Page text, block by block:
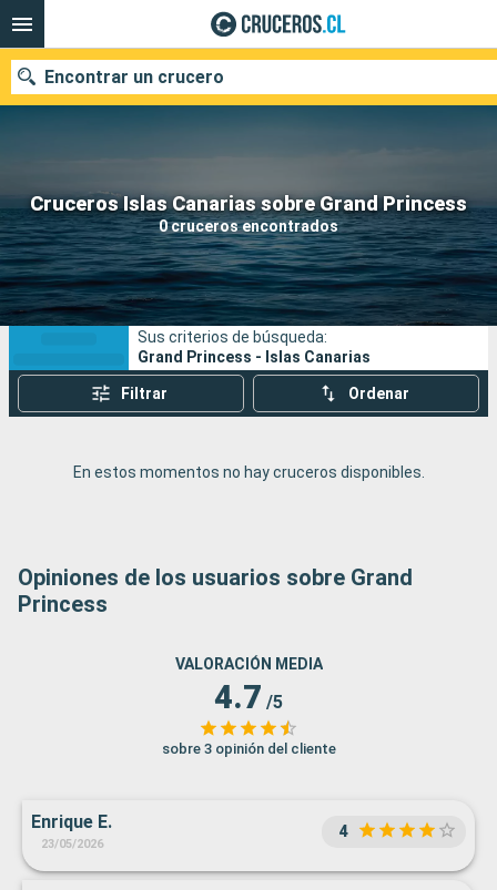
Cruceros Islas Canarias sobre Grand Princess
0 cruceros encontrados
Encontrar un crucero
Nuestros destinos
Fecha de salida
Puertos Compañías
Buscar
Sus criterios de búsqueda:
Grand Princess - Islas Canarias
Filtrar Ordenar
En estos momentos no hay cruceros disponibles.
Opiniones de los usuarios sobre Grand
Princess
VALORACIÓN MEDIA
4.7 /5
sobre 3 opinión del cliente
Enrique E.
23/05/2026
4